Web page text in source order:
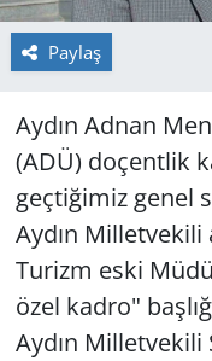
Paylaş
Aydın Adnan
(ADÜ) doçentlik
geçtiğimiz genel
Aydın Milletvekili
Turizm eski
özel kadro"
Aydın Milletvekili
POLİTİKA
SAĞLIK
SİYASET
SPOR
Yerel